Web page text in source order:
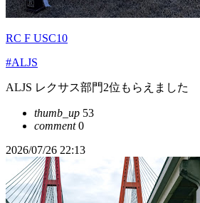
RC F USC10
#ALJS
ALJS レクサス部門2位もらえました
thumb_up 53
comment0
2026/07/26 22:13